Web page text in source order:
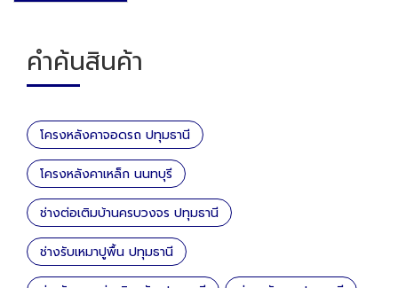
คำค้นสินค้า
โครงหลังคาจอดรถ ปทุมธานี
โครงหลังคาเหล็ก นนทบุรี
ช่างต่อเติมบ้านครบวงจร ปทุมธานี
ช่างรับเหมาปูพื้น ปทุมธานี